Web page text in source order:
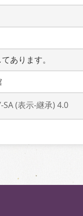
あります。
SA (表示-継承) 4.0